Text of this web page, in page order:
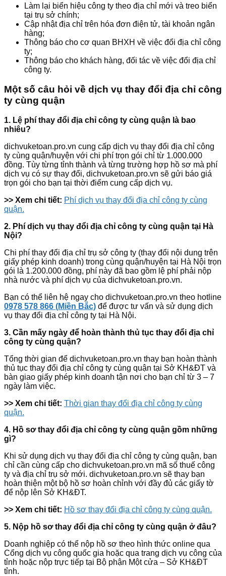
Làm lại biển hiệu công ty theo địa chỉ mới và treo biển
tại trụ sở chính;
Cập nhật địa chỉ trên hóa đơn điện tử, tài khoản ngân
hàng;
Thông báo cho cơ quan BHXH về việc đổi địa chỉ công
ty;
Thông báo cho khách hàng, đối tác về việc đổi địa chỉ
công ty.
Một số câu hỏi về dịch vụ thay đổi địa chỉ công
ty cùng quận
1. Lệ phí thay đổi địa chỉ công ty cùng quận là bao
nhiêu?
dichvuketoan.pro.vn cung cấp dịch vụ thay đổi địa chỉ công
ty cùng quận/huyện với chi phí trọn gói chỉ từ 1.000.000
đồng. Tùy từng tỉnh thành và từng trường hợp hồ sơ mà phí
dịch vụ có sự thay đổi, dichvuketoan.pro.vn sẽ gửi báo giá
trọn gói cho bạn tại thời điểm cung cấp dịch vụ.
>> Xem chi tiết: Phí dịch vụ thay đổi địa chỉ công ty cùng
quận.
2. Phí dịch vụ thay đổi địa chỉ công ty cùng quận tại Hà
Nội?
Chi phí thay đổi địa chỉ trụ sở công ty (thay đổi nội dung trên
giấy phép kinh doanh) trong cùng quận/huyện tại Hà Nội trọn
gói là 1.200.000 đồng, phí này đã bao gồm lệ phí phải nộp
nhà nước và phí dịch vụ của dichvuketoan.pro.vn.
Bạn có thể liên hệ ngay cho dichvuketoan.pro.vn theo hotline
0978 578 866 (Miền Bắc) để được tư vấn và sử dụng dịch
vụ thay đổi địa chỉ công ty tại Hà Nội.
3. Cần mấy ngày để hoàn thành thủ tục thay đổi địa chỉ
công ty cùng quận?
Tổng thời gian để dichvuketoan.pro.vn thay bạn hoàn thành
thủ tục thay đổi địa chỉ công ty cùng quận tại Sở KH&ĐT và
bàn giao giấy phép kinh doanh tận nơi cho bạn chỉ từ 3 – 7
ngày làm việc.
>> Xem chi tiết: Thời gian thay đổi địa chỉ công ty cùng
quận.
4. Hồ sơ thay đổi địa chỉ công ty cùng quận gồm những
gì?
Khi sử dụng dịch vụ thay đổi địa chỉ công ty cùng quận, bạn
chỉ cần cùng cấp cho dichvuketoan.pro.vn mã số thuế công
ty và địa chỉ trụ sở mới. dichvuketoan.pro.vn sẽ thay bạn
hoàn thiện một bộ hồ sơ hoàn chỉnh với đầy đủ các giấy tờ
để nộp lên Sở KH&ĐT.
>> Xem chi tiết: Hồ sơ thay đổi địa chỉ công ty cùng quận.
5. Nộp hồ sơ thay đổi địa chỉ công ty cùng quận ở đâu?
Doanh nghiệp có thể nộp hồ sơ theo hình thức online qua
Cổng dịch vụ công quốc gia hoặc qua trang dịch vụ công của
tỉnh hoặc nộp trực tiếp tại Bộ phận Một cửa – Sở KH&ĐT
tỉnh.